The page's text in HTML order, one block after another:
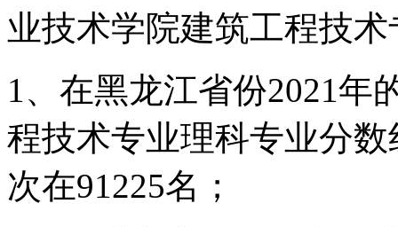
业技术学院建筑工程技
1、在黑龙江省份2021年
程技术专业理科专业分
次在91225名；